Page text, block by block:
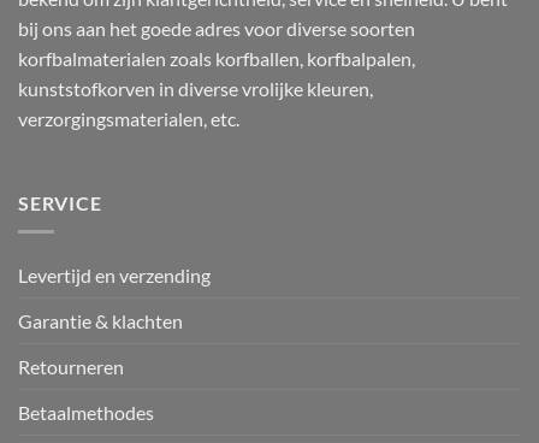
bij ons aan het goede adres voor diverse soorten
korfbalmaterialen zoals korfballen, korfbalpalen,
kunststofkorven in diverse vrolijke kleuren,
verzorgingsmaterialen, etc.
SERVICE
Levertijd en verzending
Garantie & klachten
Retourneren
Betaalmethodes